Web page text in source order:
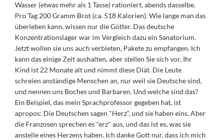
Wasser (etwas mehr als 1 Tasse) rationiert, abends dasselbe.
Pro Tag 200 Gramm Brot (ca. 518 Kalorien). Wie lange man das
überleben kann, wissen nur die Götter. Das deutsche
Konzentrationslager war im Vergleich dazu ein Sanatorium.
Jetzt wollen sie uns auch verbieten, Pakete zu empfangen. Ich
kann das einige Zeit aushalten, aber stellen Sie sich vor, Ihr
Kind ist 22 Monate alt und nimmt diese Diät. Die Leute
schreien anständige Menschen an, nur weil sie Deutsche sind,
und nennen uns Boches und Barbaren. Und welche sind das?
Ein Beispiel, das mein Sprachprofessor gegeben hat, ist
apropos: Die Deutschen sagen "Herz", und sie haben eins. Aber
die Franzosen sprechen es "erz" aus, und das ist es, was sie
anstelle eines Herzens haben. Ich danke Gott nur, dass ich mich